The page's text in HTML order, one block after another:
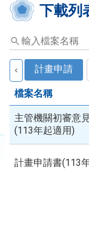
下載列
輸
入
檔
案
名
稱
計畫申請
檔案名稱
主管機關初審意
(113年起適用)
計畫申請書(113